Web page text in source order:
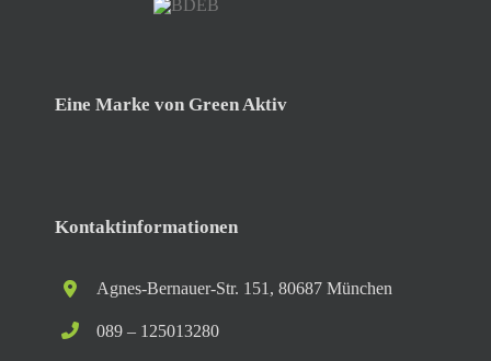
Eine Marke von Green Aktiv
Kontaktinformationen
Agnes-Bernauer-Str. 151, 80687 München
089 – 125013280